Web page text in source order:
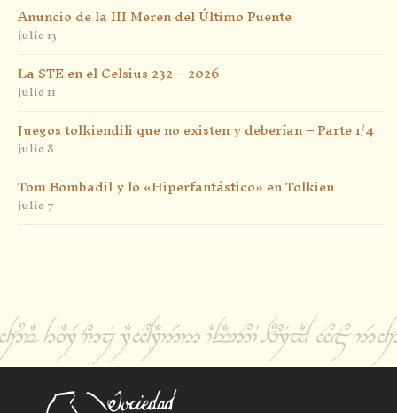
Anuncio de la III Meren del Último Puente
julio 13
La STE en el Celsius 232 – 2026
julio 11
Juegos tolkiendili que no existen y deberían – Parte 1/4
julio 8
Tom Bombadil y lo «Hiperfantástico» en Tolkien
julio 7